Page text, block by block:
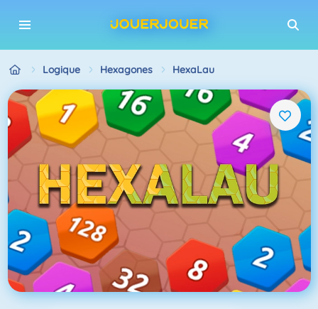
Logique Hexagones HexaLau